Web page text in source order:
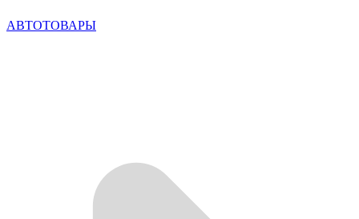
АВТОТОВАРЫ